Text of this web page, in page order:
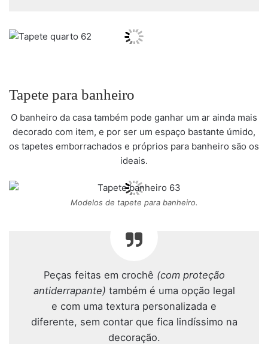
Tapete para banheiro
O banheiro da casa também pode ganhar um ar ainda mais
decorado com item, e por ser um espaço bastante úmido,
os tapetes emborrachados e próprios para banheiro são os
ideais.
Modelos de tapete para banheiro.
Peças feitas em crochê (com proteção
antiderrapante) também é uma opção legal
e com uma textura personalizada e
diferente, sem contar que fica lindíssimo na
decoração.